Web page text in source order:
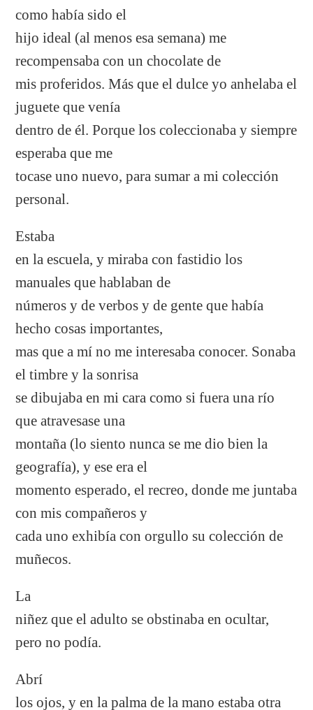
como había sido el
hijo ideal (al menos esa semana) me
recompensaba con un chocolate de
mis proferidos. Más que el dulce yo anhelaba el
juguete que venía
dentro de él. Porque los coleccionaba y siempre
esperaba que me
tocase uno nuevo, para sumar a mi colección
personal.
Estaba
en la escuela, y miraba con fastidio los
manuales que hablaban de
números y de verbos y de gente que había
hecho cosas importantes,
mas que a mí no me interesaba conocer. Sonaba
el timbre y la sonrisa
se dibujaba en mi cara como si fuera una río
que atravesase una
montaña (lo siento nunca se me dio bien la
geografía), y ese era el
momento esperado, el recreo, donde me juntaba
con mis compañeros y
cada uno exhibía con orgullo su colección de
muñecos.
La
niñez que el adulto se obstinaba en ocultar,
pero no podía.
Abrí
los ojos, y en la palma de la mano estaba otra